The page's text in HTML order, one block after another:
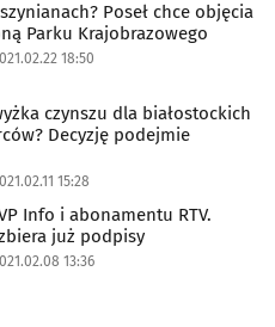
Poseł chce objęcia
Parku Krajobrazowego
18:50
czynszu dla białostockich
Decyzję podejmie
15:28
Info i abonamentu RTV.
już podpisy
13:36